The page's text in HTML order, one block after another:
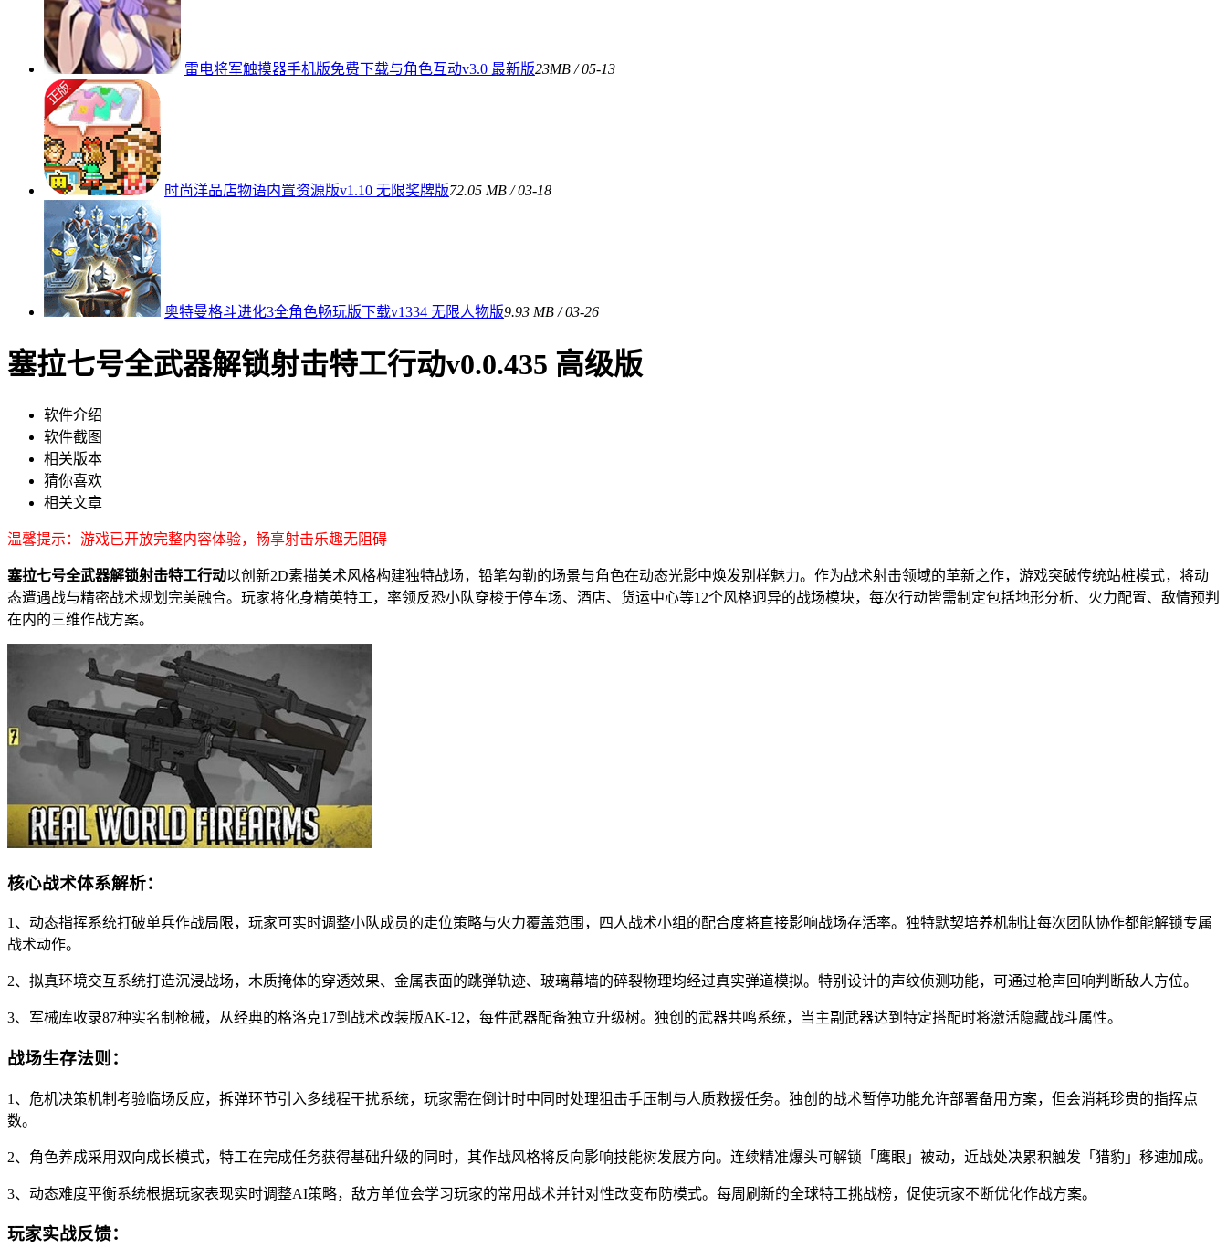
雷电将军触摸器手机版免费下载与角色互动v3.0 最新版23MB / 05-13
时尚洋品店物语内置资源版v1.10 无限奖牌版72.05 MB / 03-18
奥特曼格斗进化3全角色畅玩版下载v1334 无限人物版9.93 MB / 03-26
塞拉七号全武器解锁射击特工行动v0.0.435 高级版
软件介绍
软件截图
相关版本
猜你喜欢
相关文章
温馨提示：游戏已开放完整内容体验，畅享射击乐趣无阻碍
塞拉七号全武器解锁射击特工行动以创新2D素描美术风格构建独特战场，铅笔勾勒的场景与角色在动态光影中焕发别样魅力。作为战术射击领域的革新之作，游戏突破传统站桩模式，将动
态遭遇战与精密战术规划完美融合。玩家将化身精英特工，率领反恐小队穿梭于停车场、酒店、货运中心等12个风格迥异的战场模块，每次行动皆需制定包括地形分析、火力配置、敌情预判
在内的三维作战方案。
核心战术体系解析：
1、动态指挥系统打破单兵作战局限，玩家可实时调整小队成员的走位策略与火力覆盖范围，四人战术小组的配合度将直接影响战场存活率。独特默契培养机制让每次团队协作都能解锁专属
战术动作。
2、拟真环境交互系统打造沉浸战场，木质掩体的穿透效果、金属表面的跳弹轨迹、玻璃幕墙的碎裂物理均经过真实弹道模拟。特别设计的声纹侦测功能，可通过枪声回响判断敌人方位。
3、军械库收录87种实名制枪械，从经典的格洛克17到战术改装版AK-12，每件武器配备独立升级树。独创的武器共鸣系统，当主副武器达到特定搭配时将激活隐藏战斗属性。
战场生存法则：
1、危机决策机制考验临场反应，拆弹环节引入多线程干扰系统，玩家需在倒计时中同时处理狙击手压制与人质救援任务。独创的战术暂停功能允许部署备用方案，但会消耗珍贵的指挥点
数。
2、角色养成采用双向成长模式，特工在完成任务获得基础升级的同时，其作战风格将反向影响技能树发展方向。连续精准爆头可解锁「鹰眼」被动，近战处决累积触发「猎豹」移速加成。
3、动态难度平衡系统根据玩家表现实时调整AI策略，敌方单位会学习玩家的常用战术并针对性改变布防模式。每周刷新的全球特工挑战榜，促使玩家不断优化作战方案。
玩家实战反馈：